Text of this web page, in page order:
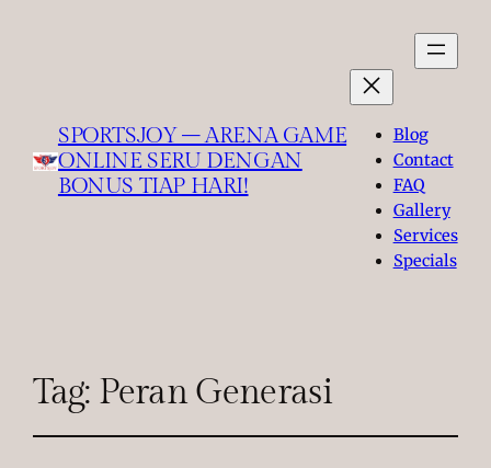
SPORTSJOY – ARENA GAME
ONLINE SERU DENGAN
BONUS TIAP HARI!
Blog
Contact
FAQ
Gallery
Services
Specials
Tag: Peran Generasi